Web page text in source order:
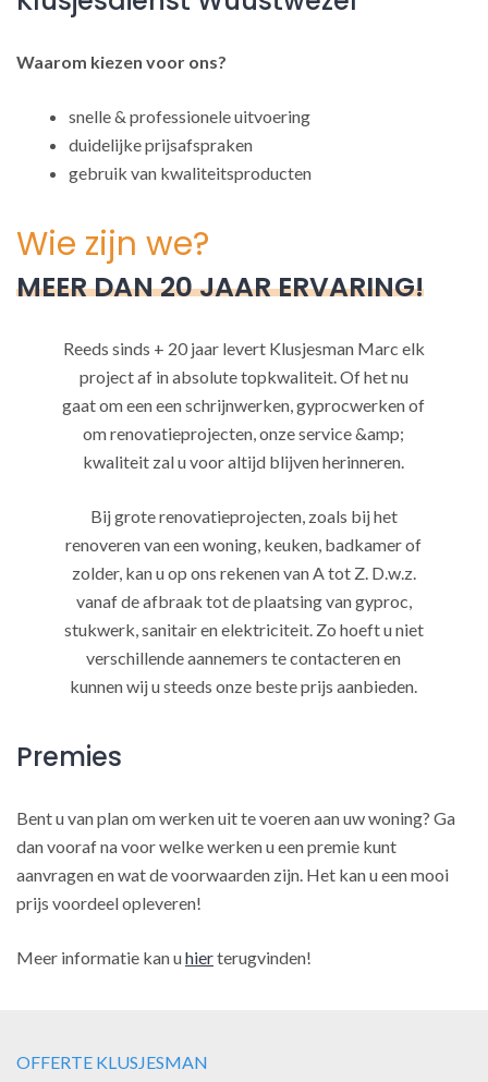
Waarom kiezen voor ons?
snelle & professionele uitvoering
duidelijke prijsafspraken
gebruik van kwaliteitsproducten
Wie zijn we?
MEER DAN 20 JAAR ERVARING!
Reeds sinds + 20 jaar levert Klusjesman Marc elk
project af in absolute topkwaliteit. Of het nu
gaat om een een schrijnwerken, gyprocwerken of
om renovatieprojecten, onze service &amp;
kwaliteit zal u voor altijd blijven herinneren.
Bij grote renovatieprojecten, zoals bij het
renoveren van een woning, keuken, badkamer of
zolder, kan u op ons rekenen van A tot Z. D.w.z.
vanaf de afbraak tot de plaatsing van gyproc,
stukwerk, sanitair en elektriciteit. Zo hoeft u niet
verschillende aannemers te contacteren en
kunnen wij u steeds onze beste prijs aanbieden.
Premies
Bent u van plan om werken uit te voeren aan uw woning? Ga
dan vooraf na voor welke werken u een premie kunt
aanvragen en wat de voorwaarden zijn. Het kan u een mooi
prijs voordeel opleveren!
Meer informatie kan uhierterugvinden!
OFFERTE KLUSJESMAN